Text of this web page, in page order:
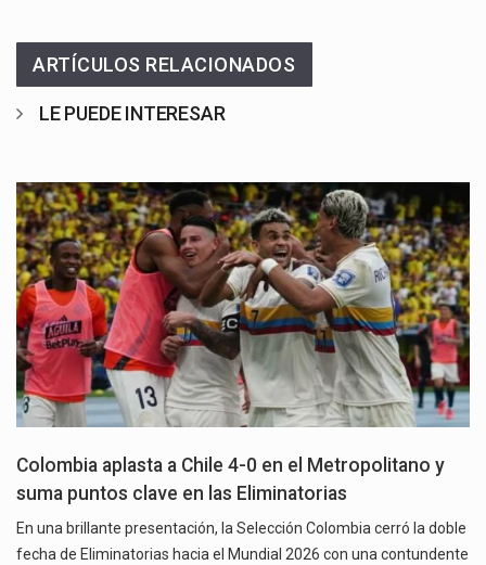
ARTÍCULOS RELACIONADOS
LE PUEDE INTERESAR
Colombia aplasta a Chile 4-0 en el Metropolitano y
suma puntos clave en las Eliminatorias
En una brillante presentación, la Selección Colombia cerró la doble
fecha de Eliminatorias hacia el Mundial 2026 con una contundente